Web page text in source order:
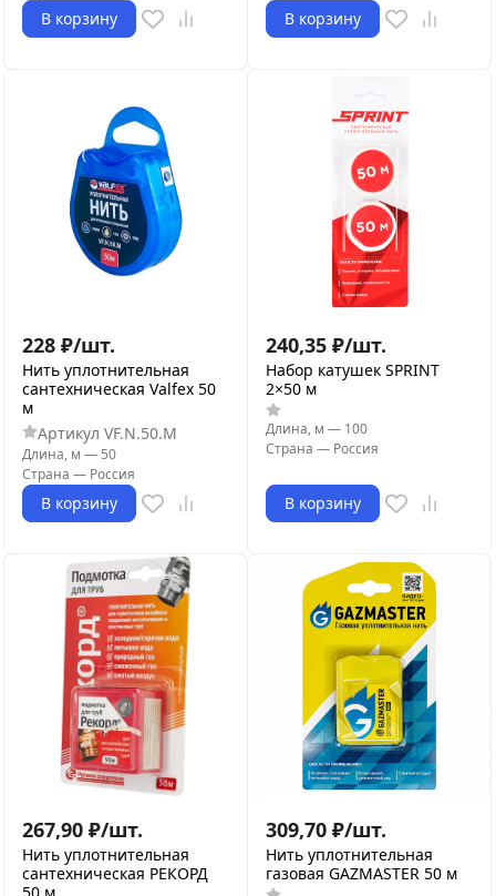
В корзину В корзину
228 ₽/шт.
Нить уплотнительная
сантехническая Valfex 50
м
Артикул VF.N.50.M
Длина, м — 50
Страна — Россия
В корзину
240,35 ₽/шт.
Набор катушек SPRINT
2×50 м
Длина, м — 100
Страна — Россия
В корзину
267,90 ₽/шт.
Нить уплотнительная
сантехническая РЕКОРД
50 м
309,70 ₽/шт.
Нить уплотнительная
газовая GAZMASTER 50 м